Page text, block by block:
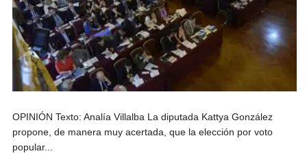
OPINIÓN Texto: Analía Villalba La diputada Kattya González
propone, de manera muy acertada, que la elección por voto
popular...